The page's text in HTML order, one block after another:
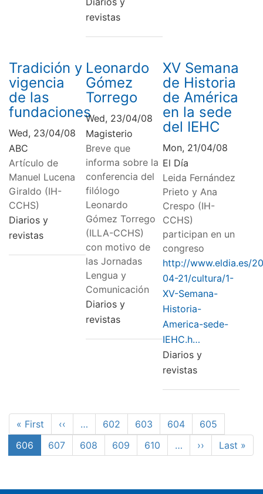
revistas
Tradición y
vigencia
de las
fundaciones
Wed, 23/04/08
ABC
Artículo de
Manuel Lucena
Giraldo (IH-
CCHS)
Diarios y
revistas
Leonardo
Gómez
Torrego
Wed, 23/04/08
Magisterio
Breve que
informa sobre la
conferencia del
filólogo
Leonardo
Gómez Torrego
(ILLA-CCHS)
con motivo de
las Jornadas
Lengua y
Comunicación
Diarios y
revistas
XV Semana
de Historia
de América
en la sede
del IEHC
Mon, 21/04/08
El Día
Leida Fernández
Prieto y Ana
Crespo (IH-
CCHS)
participan en un
congreso
http://www.eldia.es/
04-21/cultura/1-
XV-Semana-
Historia-
America-sede-
IEHC.h…
Diarios y
revistas
Pagination
First
page
« First
Previous
page
‹‹ … Page
602 Page
603 Page
604 Page
605
Current
page
606 Page
607 Page
608 Page
609 Page
610 …
Next
page
››
Last
page
Last »